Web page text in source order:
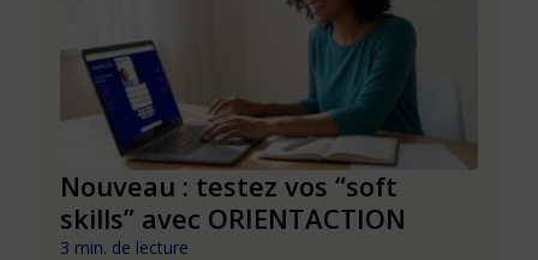
Nouveau : testez vos “soft
skills” avec ORIENTACTION
3 min. de lecture